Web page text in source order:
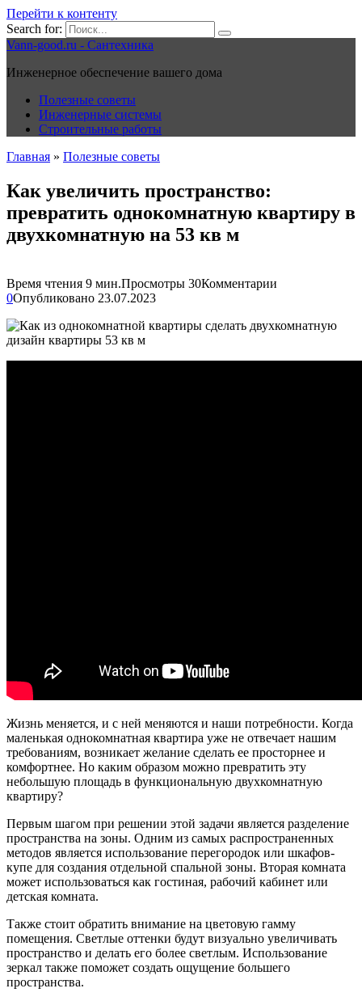
Перейти к контенту
Search for:
Vann-good.ru - Сантехника
Инженерное обеспечение вашего дома
Полезные советы
Инженерные системы
Строительные работы
Главная » Полезные советы
Как увеличить пространство:
превратить однокомнатную квартиру в
двухкомнатную на 53 кв м
Время чтения 9 мин.Просмотры 30Комментарии
0Опубликовано 23.07.2023
Жизнь меняется, и с ней меняются и наши потребности. Когда
маленькая однокомнатная квартира уже не отвечает нашим
требованиям, возникает желание сделать ее просторнее и
комфортнее. Но каким образом можно превратить эту
небольшую площадь в функциональную двухкомнатную
квартиру?
Первым шагом при решении этой задачи является разделение
пространства на зоны. Одним из самых распространенных
методов является использование перегородок или шкафов-
купе для создания отдельной спальной зоны. Вторая комната
может использоваться как гостиная, рабочий кабинет или
детская комната.
Также стоит обратить внимание на цветовую гамму
помещения. Светлые оттенки будут визуально увеличивать
пространство и делать его более светлым. Использование
зеркал также поможет создать ощущение большего
пространства.